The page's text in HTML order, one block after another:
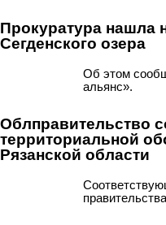
Прокуратура нашла
Сегденского озера
Об этом
альянс».
Облправительство
территориальной
Рязанской области